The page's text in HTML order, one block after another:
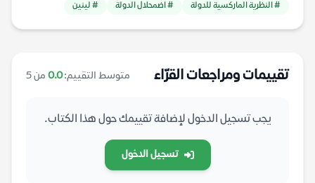
# النظرية الماركسية للدولة
# اضمحلال الدولة # لينين
تقييمات ومراجعات القرّاء متوسط التقييم:0.0 من 5
يجب تسجيل الدخول لإضافة تقييمك حول هذا الكتاب.
تسجيل الدخول